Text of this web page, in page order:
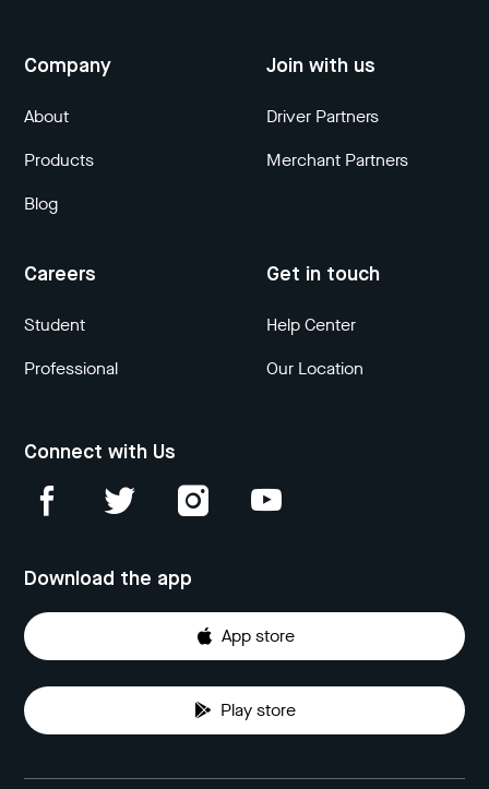
Company
About
Products
Blog
Join with us
Driver Partners
Merchant Partners
Careers
Student
Professional
Get in touch
Help Center
Our Location
Connect with Us
Download the app
App store
Play store